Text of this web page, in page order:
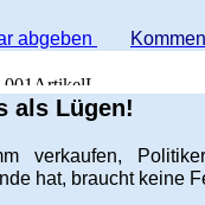
abgeben
als Lügen!
verkaufen,
hat, braucht keine